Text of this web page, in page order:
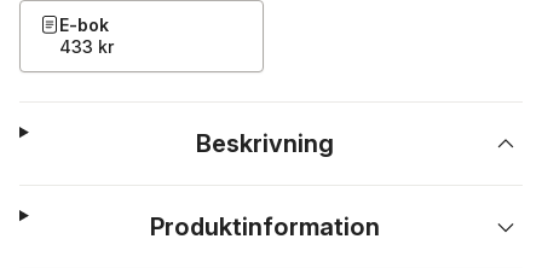
E-bok
433 kr
Beskrivning
Produktinformation